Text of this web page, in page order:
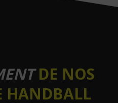
DE NOS
HANDBALL